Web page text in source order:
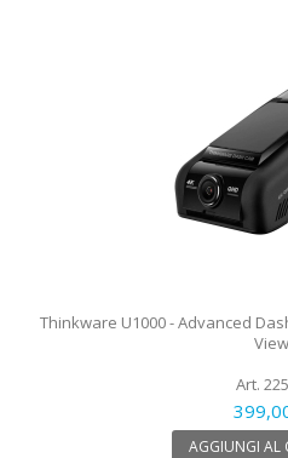
Thinkware U1000 - Advanced
View
Art.
AGGIUNGI AL